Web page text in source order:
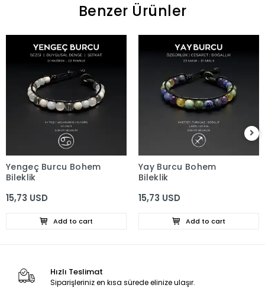
Benzer Ürünler
Yengeç Burcu Bohem
Bileklik
15,73 USD
Add to cart
Yay Burcu Bohem
Bileklik
15,73 USD
Add to cart
Hızlı Teslimat
Siparişleriniz en kısa sürede elinize ulaşır.